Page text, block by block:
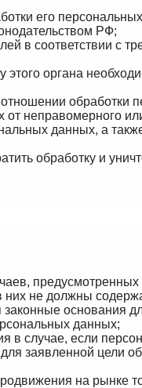
его
РФ;
в соответствии с
этого органа
обработки
неправомерного
данных, а
обработку и
не должны
основания
данных;
в случае, если
заявленной цели
на рынке